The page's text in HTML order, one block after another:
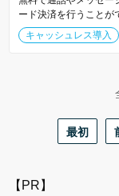
ード決済を行うことが
キャッシュレス導入
最初
【PR】